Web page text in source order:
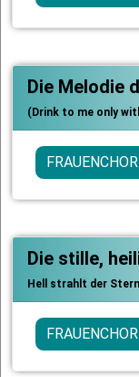
Die Melodie
(Drink to me only
Die stille,
Hell strahlt der